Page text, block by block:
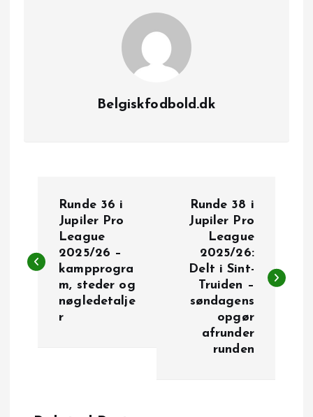
Belgiskfodbold.dk
d
Runde 36 i
Jupiler Pro
League
2025/26 –
kampprogra
m, steder og
nøgledetalje
r
Runde 38 i
Jupiler Pro
League
2025/26:
Delt i Sint-
Truiden –
søndagens
opgør
afrunder
runden